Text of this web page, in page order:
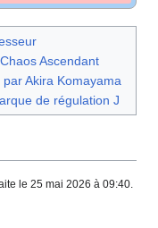
Ascendant
Akira Komayama
de régulation J
le 25 mai 2026 à 09:40.